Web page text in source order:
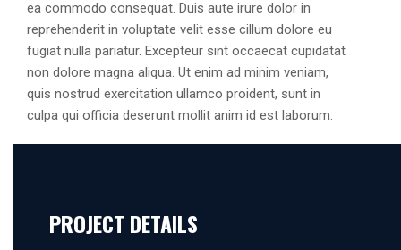
ea commodo consequat. Duis aute irure dolor in
reprehenderit in voluptate velit esse cillum dolore eu
fugiat nulla pariatur. Excepteur sint occaecat cupidatat
non dolore magna aliqua. Ut enim ad minim veniam,
quis nostrud exercitation ullamco proident, sunt in
culpa qui officia deserunt mollit anim id est laborum.
PROJECT DETAILS